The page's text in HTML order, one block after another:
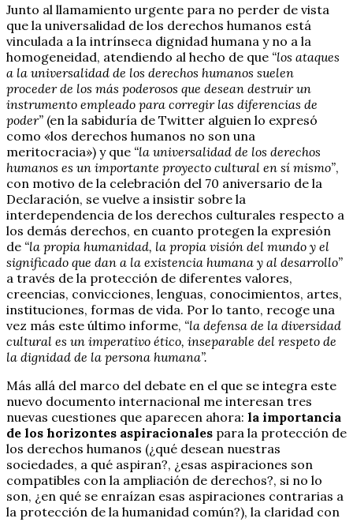
Junto al llamamiento urgente para no perder de vista
que la universalidad de los derechos humanos está
vinculada a la intrínseca dignidad humana y no a la
homogeneidad, atendiendo al hecho de que “los ataques
a la universalidad de los derechos humanos suelen
proceder de los más poderosos que desean destruir un
instrumento empleado para corregir las diferencias de
poder” (en la sabiduría de Twitter alguien lo expresó
como «los derechos humanos no son una
meritocracia») y que “la universalidad de los derechos
humanos es un importante proyecto cultural en sí mismo”,
con motivo de la celebración del 70 aniversario de la
Declaración, se vuelve a insistir sobre la
interdependencia de los derechos culturales respecto a
los demás derechos, en cuanto protegen la expresión
de “la propia humanidad, la propia visión del mundo y el
significado que dan a la existencia humana y al desarrollo”
a través de la protección de diferentes valores,
creencias, convicciones, lenguas, conocimientos, artes,
instituciones, formas de vida. Por lo tanto, recoge una
vez más este último informe, “la defensa de la diversidad
cultural es un imperativo ético, inseparable del respeto de
la dignidad de la persona humana”.
Más allá del marco del debate en el que se integra este
nuevo documento internacional me interesan tres
nuevas cuestiones que aparecen ahora: la importancia
de los horizontes aspiracionales para la protección de
los derechos humanos (¿qué desean nuestras
sociedades, a qué aspiran?, ¿esas aspiraciones son
compatibles con la ampliación de derechos?, si no lo
son, ¿en qué se enraízan esas aspiraciones contrarias a
la protección de la humanidad común?), la claridad con